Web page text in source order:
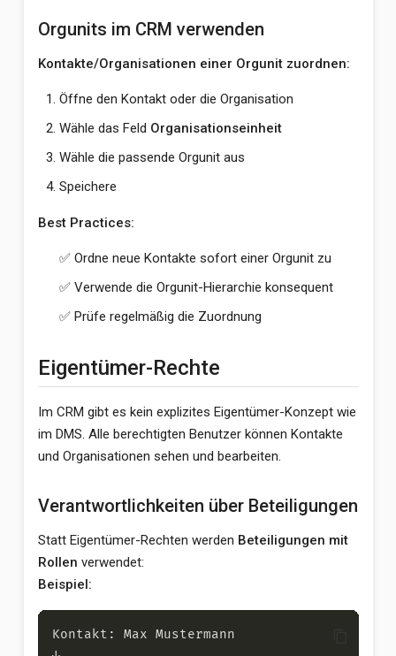
Orgunits im CRM verwenden
Kontakte/Organisationen einer Orgunit zuordnen:
Öffne den Kontakt oder die Organisation
Wähle das Feld Organisationseinheit
Wähle die passende Orgunit aus
Speichere
Best Practices:
✅ Ordne neue Kontakte sofort einer Orgunit zu
✅ Verwende die Orgunit-Hierarchie konsequent
✅ Prüfe regelmäßig die Zuordnung
Eigentümer-Rechte
Im CRM gibt es kein explizites Eigentümer-Konzept wie
im DMS. Alle berechtigten Benutzer können Kontakte
und Organisationen sehen und bearbeiten.
Verantwortlichkeiten über Beteiligungen
Statt Eigentümer-Rechten werden Beteiligungen mit
Rollen verwendet:
Beispiel: